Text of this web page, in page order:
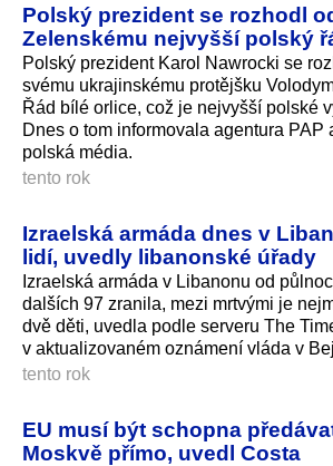
Polský prezident se rozhodl
Zelenskému nejvyšší polský
Polský prezident Karol Nawrocki se
svému ukrajinskému protějšku
Řád bílé orlice, což je nejvyšší polské
Dnes o tom informovala agentura PAP
polská média.
tento rok
Izraelská armáda dnes v
lidí, uvedly libanonské úřady
Izraelská armáda v Libanonu od
dalších 97 zranila, mezi mrtvými je
dvě děti, uvedla podle serveru The
v aktualizovaném oznámení vláda v
tento rok
EU musí být schopna
Moskvě přímo, uvedl Costa